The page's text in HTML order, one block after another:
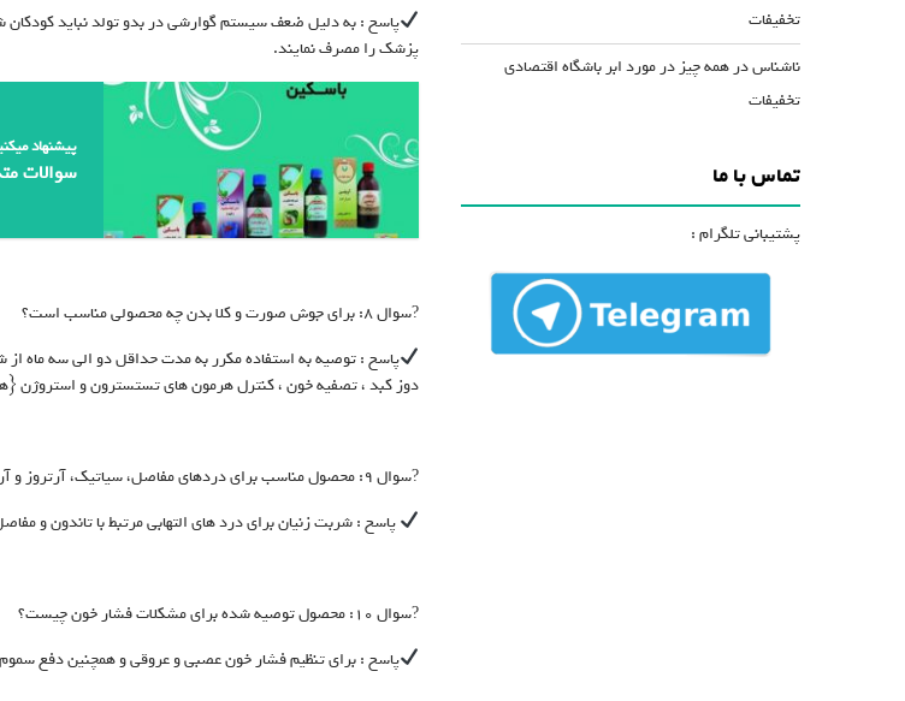
پاسخ : به دلیل ضعف سیستم گوارشی در بدو تولد نباید
پزشک را مصرف نمایند.
پیشنهاد
سوالات
?سوال ۸: برای جوش صورت و کلا بدن چه محصولی مناسب است؟
دوز کبد ، تصفیه خون ، کنترل هرمون های تستسترون و
?سوال ۹: محصول مناسب برای دردهای مفاصل، سیاتیک، آرتروز و آرتروئیدی چیست؟
پاسخ : شربت زنیان برای درد های التهابی مرتبط با تاندون و
?سوال ۱۰: محصول توصیه شده برای مشکلات فشار خون چیست؟
پاسخ : برای تنظیم فشار خون عصبی و عروقی و همچنین دفع
تخفیفات
ناشناسدر همه چیز در مورد ابر باشگاه اقتصادی
تخفیفات
تماس با ما
پشتیبانی تلگرام :